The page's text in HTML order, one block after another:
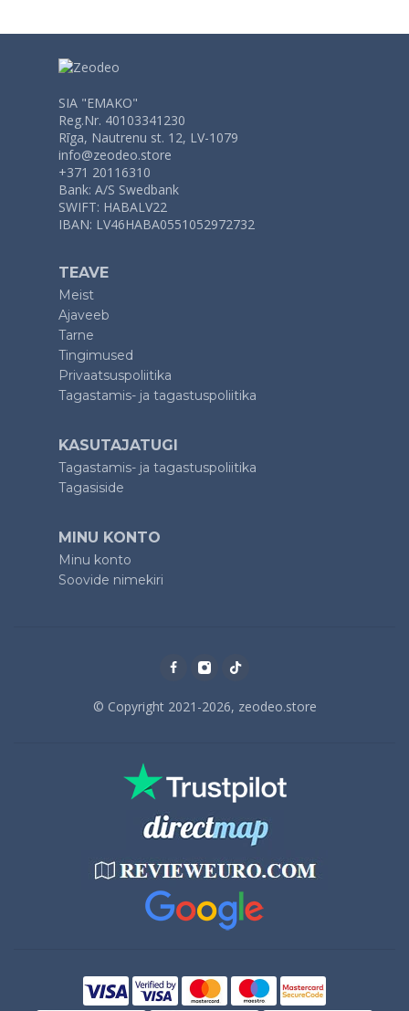
SIA "EMAKO"
Reg.Nr. 40103341230
Rīga, Nautrenu st. 12, LV-1079
info@zeodeo.store
+371 20116310
Bank: A/S Swedbank
SWIFT: HABALV22
IBAN: LV46HABA0551052972732
TEAVE
Meist
Ajaveeb
Tarne
Tingimused
Privaatsuspoliitika
Tagastamis- ja tagastuspoliitika
KASUTAJATUGI
Tagastamis- ja tagastuspoliitika
Tagasiside
MINU KONTO
Minu konto
Soovide nimekiri
© Copyright 2021-2026, zeodeo.store